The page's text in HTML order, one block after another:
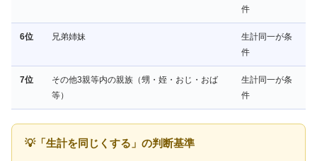
件
6位 兄弟姉妹
生計同一が条
件
7位
その他3親等内の親族（甥・姪・おじ・おば
等）
生計同一が条
件
💡「生計を同じくする」の判断基準